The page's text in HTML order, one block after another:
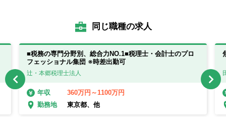
同じ職種の求人
■税務の専門分野別、総合力NO.1■税理士・会計士のプロ
フェッショナル集団 ※時差出勤可
辻・本郷税理士法人
年収
360万円～1100万円
勤務地
東京都、他